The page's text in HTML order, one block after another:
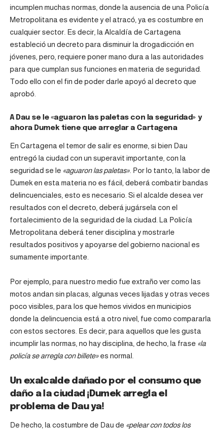
incumplen muchas normas, donde la ausencia de una Policía
Metropolitana es evidente y el atracó, ya es costumbre en
cualquier sector. Es decir, la Alcaldía de Cartagena
estableció un decreto para disminuir la drogadicción en
jóvenes, pero, requiere poner mano dura a las autoridades
para que cumplan sus funciones en materia de seguridad.
Todo ello con el fin de poder darle apoyó al decreto que
aprobó.
A Dau se le «aguaron las paletas con la seguridad» y
ahora Dumek tiene que arreglar a Cartagena
En Cartagena el temor de salir es enorme, si bien Dau
entregó la ciudad con un superavit importante, con la
seguridad se le «aguaron las paletas» . Por lo tanto, la labor de
Dumek en esta materia no es fácil, deberá combatir bandas
delincuenciales, esto es necesario. Si el alcalde desea ver
resultados con el decreto, deberá jugársela con el
fortalecimiento de la seguridad de la ciudad. La Policía
Metropolitana deberá tener disciplina y mostrarle
resultados positivos y apoyarse del gobierno nacional es
sumamente importante.
Por ejemplo, para nuestro medio fue extraño ver como las
motos andan sin placas, algunas veces lijadas y otras veces
poco visibles, para los que hemos vividos en municipios
donde la delincuencia está a otro nivel, fue como compararla
con estos sectores. Es decir, para aquellos que les gusta
incumplir las normas, no hay disciplina, de hecho, la frase «la
policía se arregla con billete»es normal.
Un exalcalde dañado por el consumo que
daño a la ciudad ¡Dumek arregla el
problema de Dau ya!
De hecho, la costumbre de Dau de «pelear con todos los